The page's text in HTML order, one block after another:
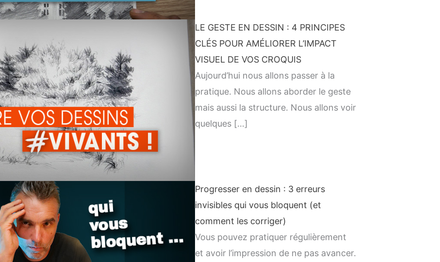
LE GESTE EN DESSIN : 4 PRINCIPES
CLÉS POUR AMÉLIORER L’IMPACT
VISUEL DE VOS CROQUIS
Aujourd’hui nous allons passer à la
pratique. Nous allons aborder le geste
mais aussi la structure. Nous allons voir
quelques […]
Progresser en dessin : 3 erreurs
invisibles qui vous bloquent (et
comment les corriger)
Vous pouvez pratiquer régulièrement
et avoir l’impression de ne pas avancer.